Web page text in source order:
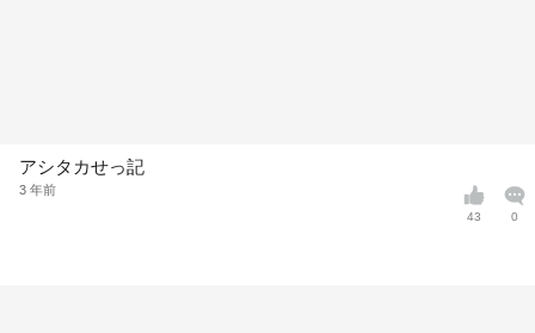
アシタカせっ記
3 年前
43 0